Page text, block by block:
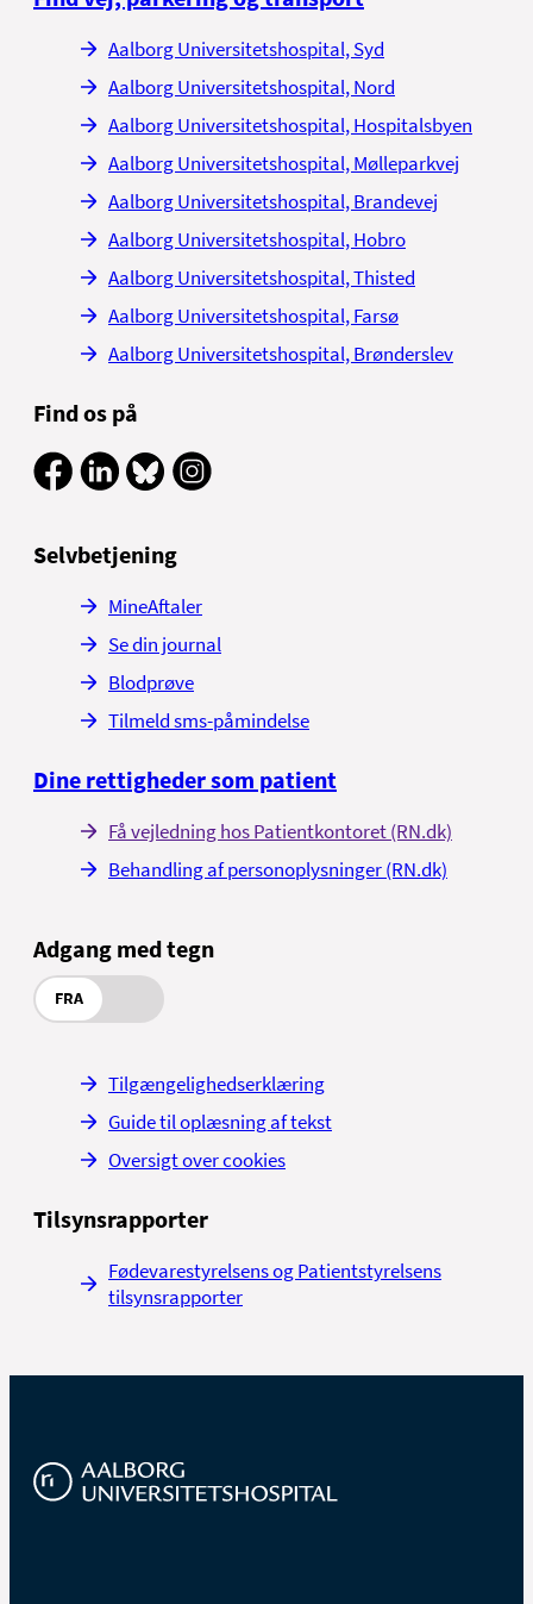
Ved akut behandling kan det blive
nødvendigt at klippe i patientens tøj og
smykker. Sådanne skader bliver ikke
erstattet af hospitalet.
9220 Aalborg Øst
Tlf.2183 53 56eller 97 64 83 90
Mail: forsikringskontoret@rn.dk
Aalborg Universitetshospital, Syd
Aalborg Universitetshospital, Nord
Aalborg Universitetshospital, Hospitalsbyen
Aalborg Universitetshospital, Mølleparkvej
Aalborg Universitetshospital, Brandevej
Aalborg Universitetshospital, Hobro
Aalborg Universitetshospital, Thisted
Aalborg Universitetshospital, Farsø
Aalborg Universitetshospital, Brønderslev
Find os på
Selvbetjening
MineAftaler
Se din journal
Blodprøve
Tilmeld sms-påmindelse
Dine rettigheder som patient
Få vejledning hos Patientkontoret (RN.dk)
Behandling af personoplysninger (RN.dk)
Adgang med tegn
FRA
Tilgængelighedserklæring
Guide til oplæsning af tekst
Oversigt over cookies
Tilsynsrapporter
Fødevarestyrelsens og Patientstyrelsens
tilsynsrapporter